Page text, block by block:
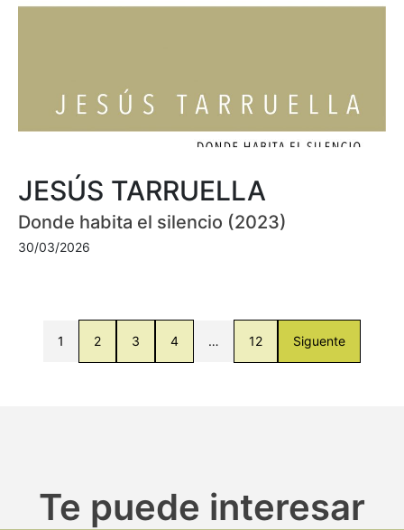
JESÚS TARRUELLA
Donde habita el silencio (2023)
30/03/2026
1 2 3 4 … 12 Siguente
Te puede interesar